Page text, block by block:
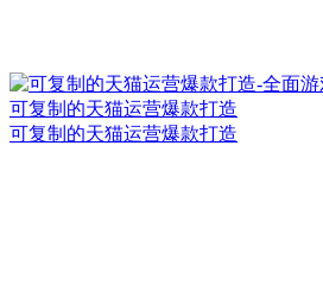
可复制的天猫运营爆款打造
可复制的天猫运营爆款打造